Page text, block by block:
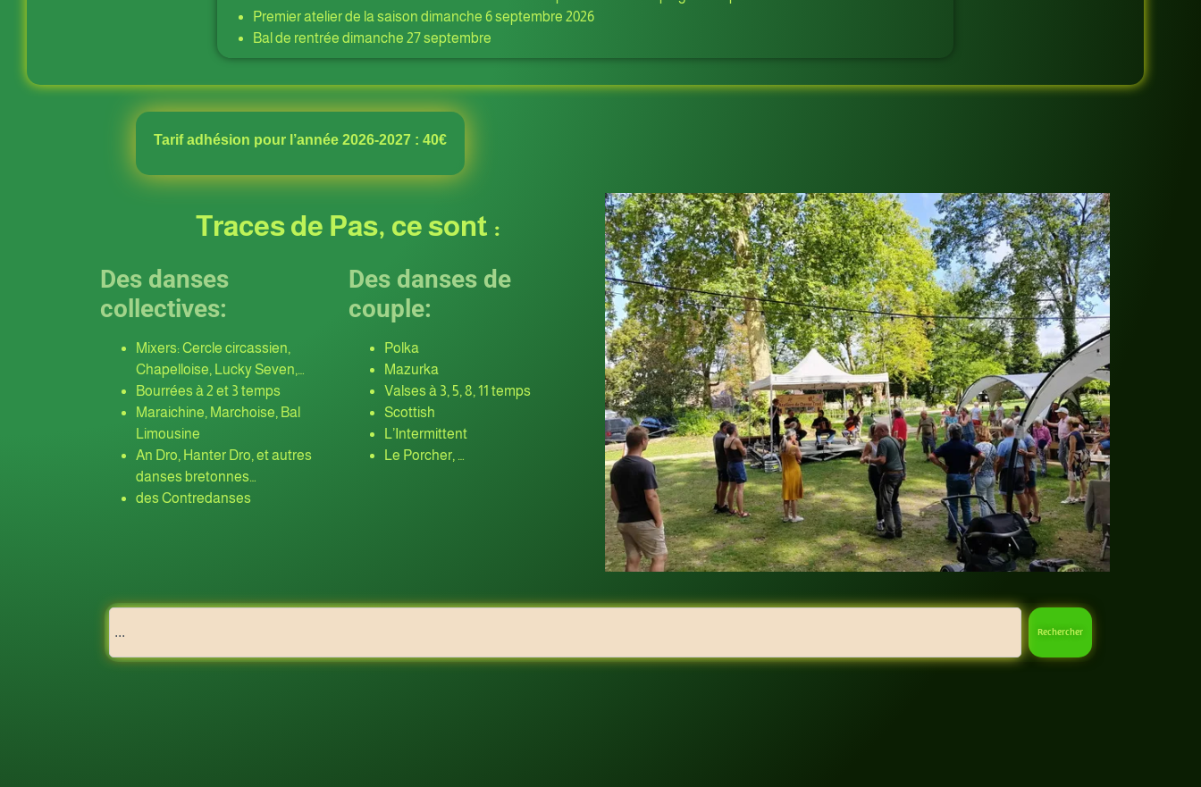
Premier atelier de la saison dimanche 6 septembre 2026
Bal de rentrée dimanche 27 septembre
Tarif adhésion pour l’année 2026-2027 : 40€
Traces de Pas, ce sont :
Des danses
collectives:
Mixers: Cercle circassien,
Chapelloise, Lucky Seven,…
Bourrées à 2 et 3 temps
Maraichine, Marchoise, Bal
Limousine
An Dro, Hanter Dro, et autres
danses bretonnes…
des Contredanses
Des danses de
couple:
Polka
Mazurka
Valses à 3, 5, 8, 11 temps
Scottish
L’Intermittent
Le Porcher, …
Rechercher